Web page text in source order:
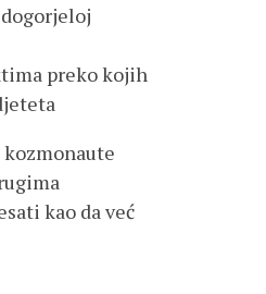
preko kojih
kozmonaute
kao da već